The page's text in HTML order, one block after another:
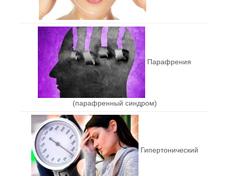
Парафрения
(парафренный синдром)
Гипертонический